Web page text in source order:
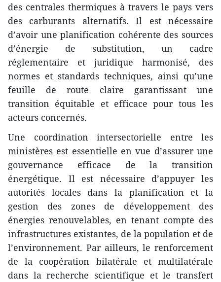
des centrales thermiques à travers le pays vers
des carburants alternatifs. Il est nécessaire
d’avoir une planification cohérente des sources
d’énergie de substitution, un cadre
réglementaire et juridique harmonisé, des
normes et standards techniques, ainsi qu’une
feuille de route claire garantissant une
transition équitable et efficace pour tous les
acteurs concernés.
Une coordination intersectorielle entre les
ministères est essentielle en vue d’assurer une
gouvernance efficace de la transition
énergétique. Il est nécessaire d’appuyer les
autorités locales dans la planification et la
gestion des zones de développement des
énergies renouvelables, en tenant compte des
infrastructures existantes, de la population et de
l’environnement. Par ailleurs, le renforcement
de la coopération bilatérale et multilatérale
dans la recherche scientifique et le transfert